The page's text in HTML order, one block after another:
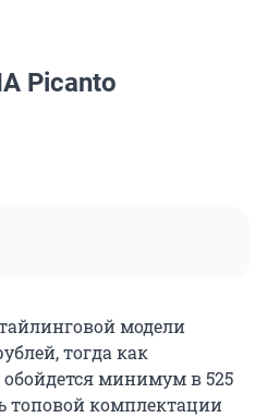
Picanto
модели
тогда как
минимум в 525
топовой комплектации